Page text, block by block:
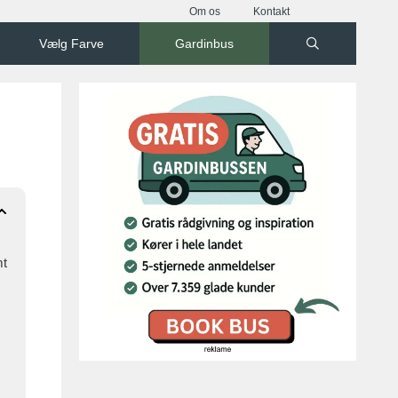
Om os Kontakt
Vælg Farve Gardinbus